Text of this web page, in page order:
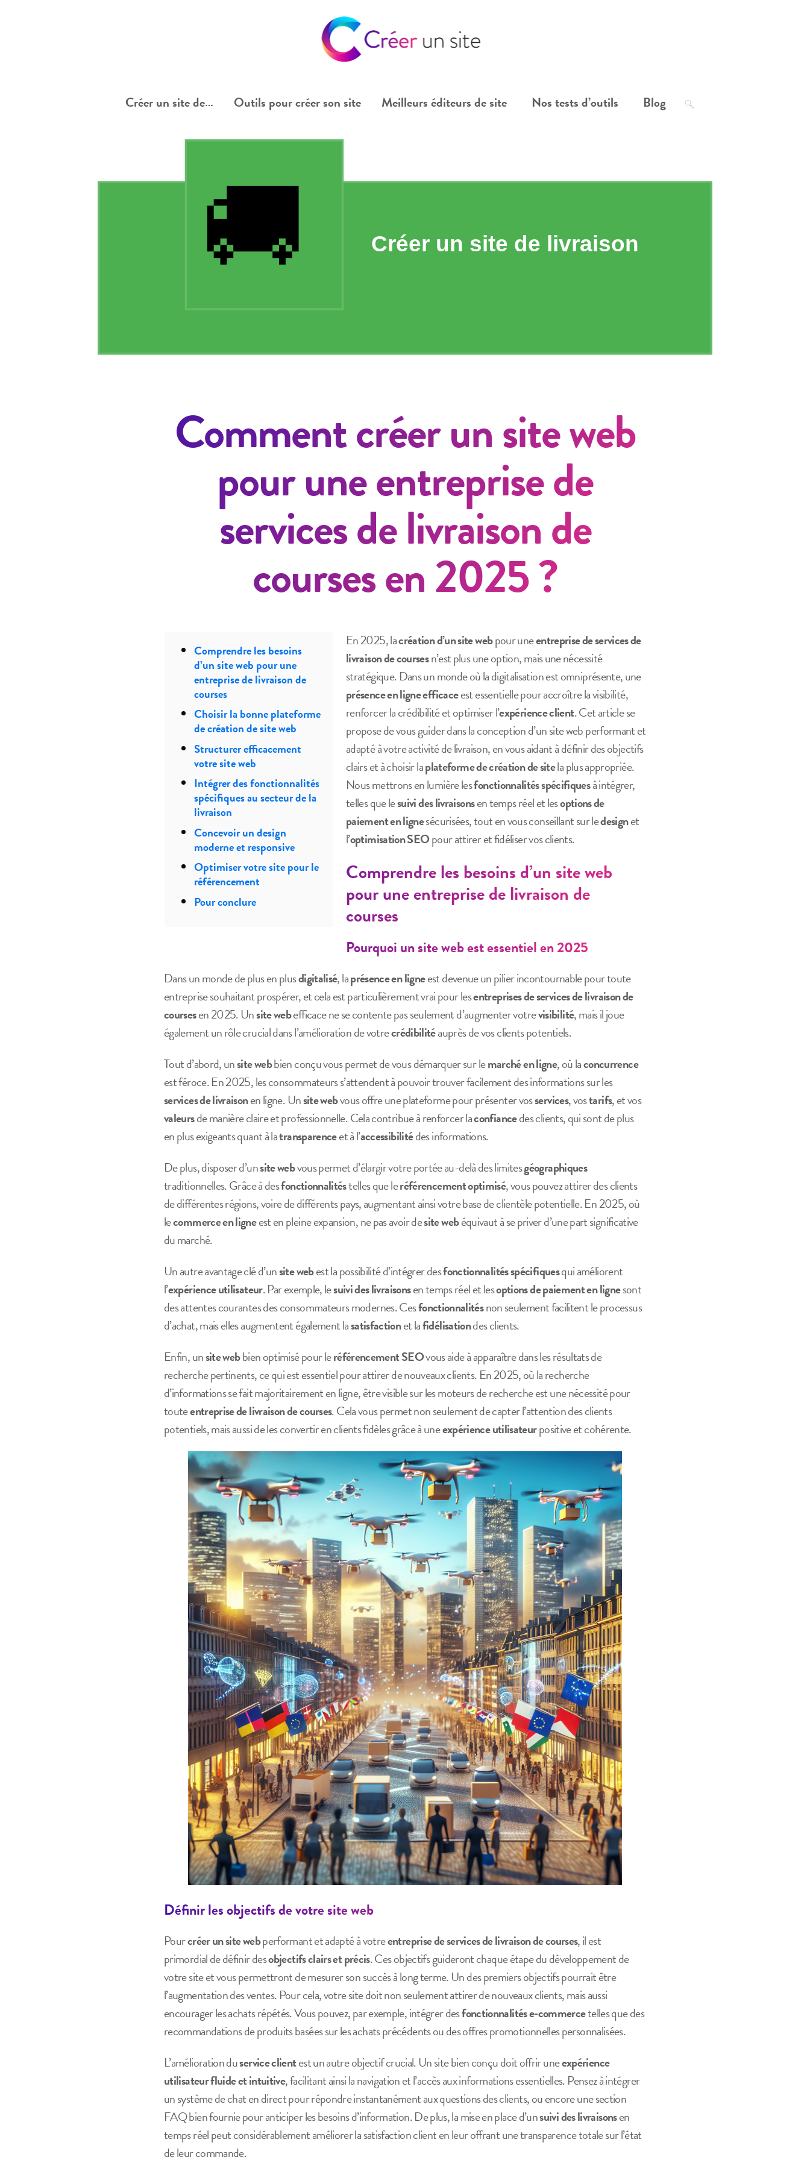
Créer un site de… Outils pour créer son site Meilleurs éditeurs de site Nos tests d’outils Blog
Comment créer un site web
pour une entreprise de
services de livraison de
courses en 2025 ?
Comprendre les besoins
d’un site web pour une
entreprise de livraison de
courses
Choisir la bonne plateforme
de création de site web
Structurer efficacement
votre site web
Intégrer des fonctionnalités
spécifiques au secteur de la
livraison
Concevoir un design
moderne et responsive
Optimiser votre site pour le
référencement
Pour conclure
En 2025, lacréation d’un site webpour uneentreprise de services de
livraison de coursesn’est plus une option, mais une nécessité
stratégique. Dans un monde où la digitalisation est omniprésente, une
présence en ligne efficaceest essentielle pour accroître la visibilité,
renforcer la crédibilité et optimiser l’expérience client. Cet article se
propose de vous guider dans la conception d’un site web performant et
adapté à votre activité de livraison, en vous aidant à définir des objectifs
clairs et à choisir laplateforme de création de sitela plus appropriée.
Nous mettrons en lumière lesfonctionnalités spécifiquesà intégrer,
telles que lesuivi des livraisonsen temps réel et lesoptions de
paiement en lignesécurisées, tout en vous conseillant sur ledesignet
l’optimisation SEOpour attirer et fidéliser vos clients.
Comprendre les besoins d’un site web
pour une entreprise de livraison de
courses
Pourquoi un site web est essentiel en 2025
Dans un monde de plus en plusdigitalisé, laprésence en ligneest devenue un pilier incontournable pour toute
entreprise souhaitant prospérer, et cela est particulièrement vrai pour lesentreprises de services de livraison de
coursesen 2025. Unsite webefficace ne se contente pas seulement d’augmenter votrevisibilité, mais il joue
également un rôle crucial dans l’amélioration de votrecrédibilitéauprès de vos clients potentiels.
Tout d’abord, unsite webbien conçu vous permet de vous démarquer sur lemarché en ligne, où laconcurrence
est féroce. En 2025, les consommateurs s’attendent à pouvoir trouver facilement des informations sur les
services de livraisonen ligne. Unsite webvous offre une plateforme pour présenter vosservices, vostarifs, et vos
valeursde manière claire et professionnelle. Cela contribue à renforcer laconfiancedes clients, qui sont de plus
en plus exigeants quant à latransparenceet à l’accessibilitédes informations.
De plus, disposer d’unsite webvous permet d’élargir votre portée au-delà des limitesgéographiques
traditionnelles. Grâce à desfonctionnalitéstelles que leréférencement optimisé, vous pouvez attirer des clients
de différentes régions, voire de différents pays, augmentant ainsi votre base de clientèle potentielle. En 2025, où
lecommerce en ligneest en pleine expansion, ne pas avoir desite webéquivaut à se priver d’une part significative
du marché.
Un autre avantage clé d’unsite webest la possibilité d’intégrer desfonctionnalités spécifiquesqui améliorent
l’expérience utilisateur. Par exemple, lesuivi des livraisonsen temps réel et lesoptions de paiement en lignesont
des attentes courantes des consommateurs modernes. Cesfonctionnalitésnon seulement facilitent le processus
d’achat, mais elles augmentent également lasatisfactionet lafidélisationdes clients.
Enfin, unsite webbien optimisé pour leréférencement SEOvous aide à apparaître dans les résultats de
recherche pertinents, ce qui est essentiel pour attirer de nouveaux clients. En 2025, où la recherche
d’informations se fait majoritairement en ligne, être visible sur les moteurs de recherche est une nécessité pour
touteentreprise de livraison de courses. Cela vous permet non seulement de capter l’attention des clients
potentiels, mais aussi de les convertir en clients fidèles grâce à uneexpérience utilisateurpositive et cohérente.
Définir les objectifs de votre site web
Pourcréer un site webperformant et adapté à votreentreprise de services de livraison de courses, il est
primordial de définir desobjectifs clairs et précis. Ces objectifs guideront chaque étape du développement de
votre site et vous permettront de mesurer son succès à long terme. Un des premiers objectifs pourrait être
l’augmentation des ventes. Pour cela, votre site doit non seulement attirer de nouveaux clients, mais aussi
encourager les achats répétés. Vous pouvez, par exemple, intégrer desfonctionnalités e-commercetelles que des
recommandations de produits basées sur les achats précédents ou des offres promotionnelles personnalisées.
L’amélioration duservice clientest un autre objectif crucial. Un site bien conçu doit offrir uneexpérience
utilisateur fluide et intuitive, facilitant ainsi la navigation et l’accès aux informations essentielles. Pensez à intégrer
un système de chat en direct pour répondre instantanément aux questions des clients, ou encore une section
FAQ bien fournie pour anticiper les besoins d’information. De plus, la mise en place d’unsuivi des livraisonsen
temps réel peut considérablement améliorer la satisfaction client en leur offrant une transparence totale sur l’état
de leur commande.